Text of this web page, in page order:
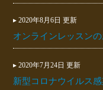
▸ 2020年8月6日 更新
オンラインレッスン
▸ 2020年7月24日 更新
新型コロナウイルス